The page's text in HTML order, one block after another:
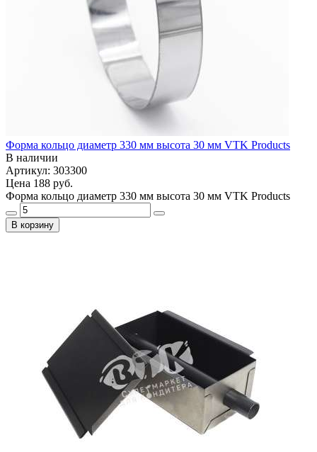
Форма кольцо диаметр 330 мм высота 30 мм VTK Products
В наличии
Артикул: 303300
Цена 188 руб.
Форма кольцо диаметр 330 мм высота 30 мм VTK Products
В корзину